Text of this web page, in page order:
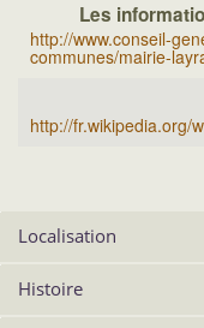
Les
http://www.conseil-
communes/mairie-
http://fr.wikipedia.org/
Localisation
Histoire